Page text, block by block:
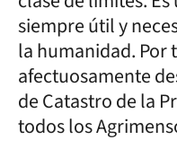
siempre útil y
la humanidad. Por
afectuosamente
de Catastro de la
todos los